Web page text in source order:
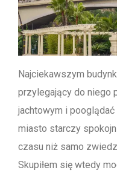
Najciekawszym
przylegający do niego
jachtowym i pooglądać
miasto starczy
czasu niż samo
Skupiłem się wtedy